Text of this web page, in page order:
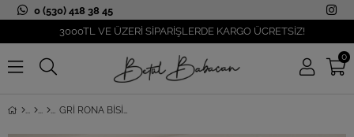
0 (530) 418 38 45
3000TL VE ÜZERİ SİPARİŞLERDE KARGO ÜCRETSİZ!
0
GRI RONA BISIKLET YAKA OYS TAKIM